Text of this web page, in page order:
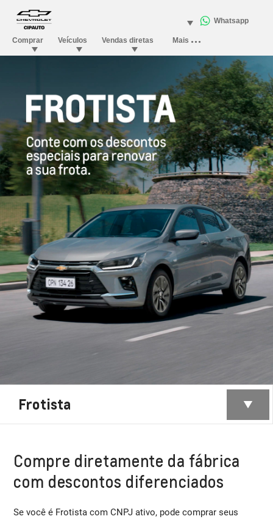
Frotista
Compre diretamente da fábrica
com descontos diferenciados
Se você é Frotista com CNPJ ativo, pode comprar seus